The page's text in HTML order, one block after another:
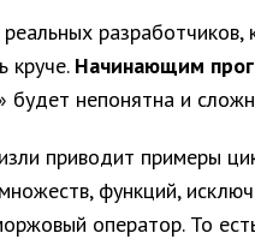
круче. Начинающим
будет непонятна и
приводит примеры
функций,
оператор. То